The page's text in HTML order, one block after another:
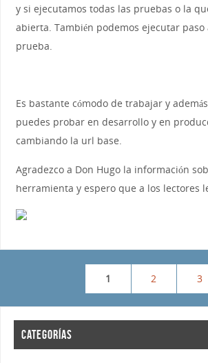
y si ejecutamos todas las pruebas o la
abierta. También podemos ejecutar paso
prueba.
Es bastante cómodo de trabajar y
puedes probar en desarrollo y en
cambiando la url base.
Agradezco a Don Hugo la información
herramienta y espero que a los lectores
1 2 3
CATEGORÍAS